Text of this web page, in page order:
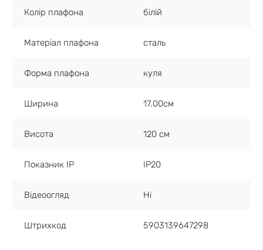
Колір плафона білій
Матеріал плафона сталь
Форма плафона куля
Ширина 17.00см
Висота 120 см
Показник IP IP20
Відеоогляд Ні
Штрихкод 5903139647298